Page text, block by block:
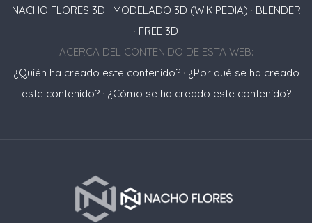
NACHO FLORES 3D · MODELADO 3D (WIKIPEDIA) · BLENDER
· FREE 3D
ACERCA DEL CONTENIDO DE ESTA WEB:
¿Quién ha creado este contenido?· ¿Por qué se ha creado
este contenido?· ¿Cómo se ha creado este contenido?